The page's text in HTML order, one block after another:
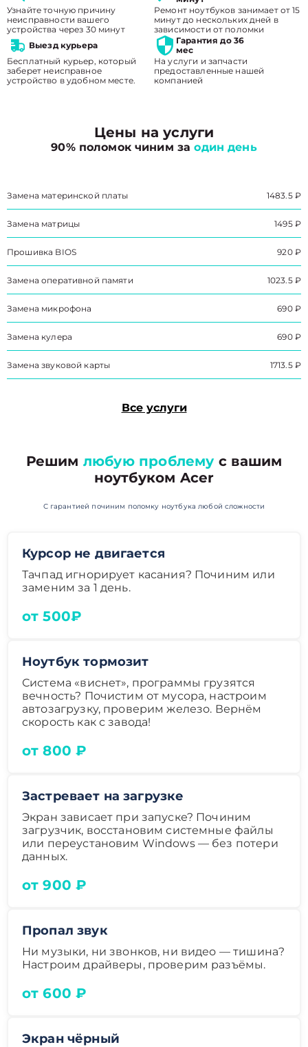
Узнайте точную причину
неисправности вашего
устройства через 30 минут
Ремонт ноутбуков занимает от 15
минут до нескольких дней в
зависимости от поломки
Выезд курьера
Бесплатный курьер, который
заберет неисправное
устройство в удобном месте.
Гарантия до 36
мес
На услуги и запчасти
предоставленные нашей
компанией
Цены на услуги
90% поломок чиним заодин день
Замена материнской платы 1483.5 ₽
Замена матрицы 1495 ₽
Прошивка BIOS 920 ₽
Замена оперативной памяти 1023.5 ₽
Замена микрофона 690 ₽
Замена кулера 690 ₽
Замена звуковой карты 1713.5 ₽
Все услуги
Решим любую проблему с вашим
ноутбуком Acer
С гарантией починим поломку ноутбука любой сложности
Курсор не двигается
Тачпад игнорирует касания? Починим или
заменим за 1 день.
от 500₽
Ноутбук тормозит
Система «виснет», программы грузятся
вечность? Почистим от мусора, настроим
автозагрузку, проверим железо. Вернём
скорость как с завода!
от 800 ₽
Застревает на загрузке
Экран зависает при запуске? Починим
загрузчик, восстановим системные файлы
или переустановим Windows — без потери
данных.
от 900 ₽
Пропал звук
Ни музыки, ни звонков, ни видео — тишина?
Настроим драйверы, проверим разъёмы.
от 600 ₽
Экран чёрный